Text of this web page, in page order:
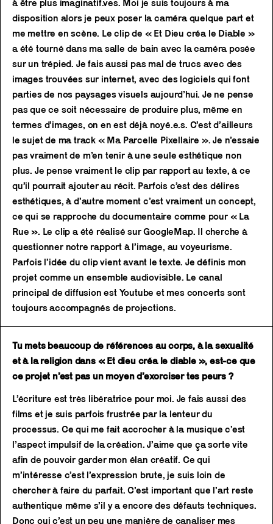
à être plus imaginatif.ves. Moi je suis toujours à ma
disposition alors je peux poser la caméra quelque part et
me mettre en scène. Le clip de « Et Dieu créa le Diable »
a été tourné dans ma salle de bain avec la caméra posée
sur un trépied. Je fais aussi pas mal de trucs avec des
images trouvées sur internet, avec des logiciels qui font
parties de nos paysages visuels aujourd’hui. Je ne pense
pas que ce soit nécessaire de produire plus, même en
termes d’images, on en est déjà noyé.e.s. C’est d’ailleurs
le sujet de ma track « Ma Parcelle Pixellaire ». Je n’essaie
pas vraiment de m’en tenir à une seule esthétique non
plus. Je pense vraiment le clip par rapport au texte, à ce
qu’il pourrait ajouter au récit. Parfois c’est des délires
esthétiques, à d’autre moment c’est vraiment un concept,
ce qui se rapproche du documentaire comme pour « La
Rue ». Le clip a été réalisé sur GoogleMap. Il cherche à
questionner notre rapport à l’image, au voyeurisme.
Parfois l’idée du clip vient avant le texte. Je définis mon
projet comme un ensemble audiovisible. Le canal
principal de diffusion est Youtube et mes concerts sont
toujours accompagnés de projections.
Tu mets beaucoup de références au corps, à la sexualité
et à la religion dans « Et dieu créa le diable », est-ce que
ce projet n’est pas un moyen d’exorciser tes peurs ?
L’écriture est très libératrice pour moi. Je fais aussi des
films et je suis parfois frustrée par la lenteur du
processus. Ce qui me fait accrocher à la musique c’est
l’aspect impulsif de la création. J’aime que ça sorte vite
afin de pouvoir garder mon élan créatif. Ce qui
m’intéresse c’est l’expression brute, je suis loin de
chercher à faire du parfait. C’est important que l’art reste
authentique même s’il y a encore des défauts techniques.
Donc oui c’est un peu une manière de canaliser mes